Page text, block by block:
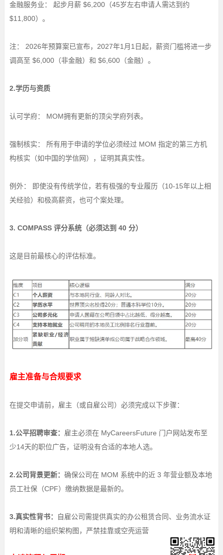
金融服务业： 起步月薪 $6,200（45岁左右申请人需达到约
$11,800）。
注： 2026年预算案已宣布，2027年1月1日起，薪资门槛将进一步
调高至 $6,000（非金融）和 $6,600（金融）。
2.学历与资质
认可学府： MOM拥有更新的顶尖学府列表。
强制核实： 所有用于申请的学位必须经过 MOM 指定的第三方机
构核实（如中国的学信网），证明其真实性。
例外： 即使没有传统学位，若有极强的专业履历（10-15年以上相
关经验）和极高薪资，也可个案处理。
3. COMPASS 评分系统（必须达到 40 分）
这是目前最核心的评估标准。
雇主准备与合规要求
在提交申请前，雇主（或自雇公司）必须完成以下步骤：
1.公平招聘审查： 雇主必须在 MyCareersFuture 门户网站发布至
少14天的职位广告，证明没有合适的本地人选。
2.公司背景更新： 确保公司在 MOM 系统中的近 3 年营业额及本地
员工社保（CPF）缴纳数据是最新的。
3.真实性背书：
自雇公司需提供真实的办公租赁合同、业务流水证
明和清晰的组织架构图，严禁挂靠或空壳运营